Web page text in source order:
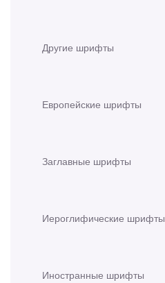
Другие шрифты
Европейские шрифты
Заглавные шрифты
Иероглифические шрифты
Иностранные шрифты